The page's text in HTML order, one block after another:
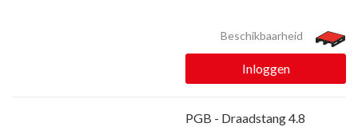
Beschikbaarheid
Inloggen
PGB - Draadstang 4.8